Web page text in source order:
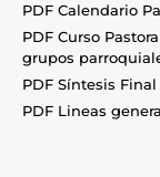
PDF Calendario
PDF Curso
grupos
PDF Síntesis
PDF Lineas